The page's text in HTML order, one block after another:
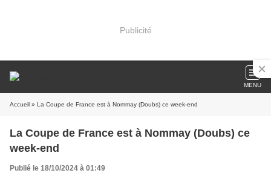
Publicité
MENU
Accueil » La Coupe de France est à Nommay (Doubs) ce week-end
La Coupe de France est à Nommay (Doubs) ce
week-end
Publié le 18/10/2024 à 01:49